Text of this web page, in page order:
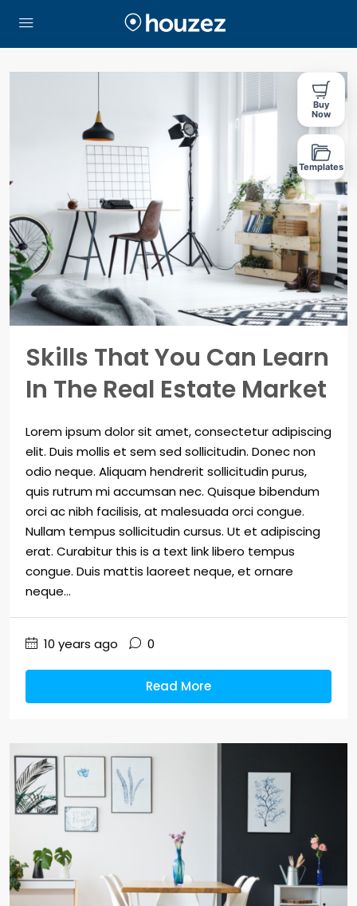
Skills That You Can Learn
In The Real Estate Market
Lorem ipsum dolor sit amet, consectetur adipiscing
elit. Duis mollis et sem sed sollicitudin. Donec non
odio neque. Aliquam hendrerit sollicitudin purus,
quis rutrum mi accumsan nec. Quisque bibendum
orci ac nibh facilisis, at malesuada orci congue.
Nullam tempus sollicitudin cursus. Ut et adipiscing
erat. Curabitur this is a text link libero tempus
congue. Duis mattis laoreet neque, et ornare
neque...
10 years ago 0
Read More
Buy
Now
Templates